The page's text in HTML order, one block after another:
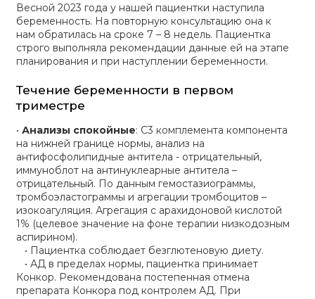
Весной 2023 года у нашей пациентки наступила
беременность. На повторную консультацию она к
нам обратилась на сроке 7 – 8 недель. Пациентка
строго выполняла рекомендации данные ей на этапе
планирования и при наступлении беременности.
Течение беременности в первом
триместре
•Анализы спокойные: С3 комплемента компонента
на нижней границе нормы, анализ на
антифосфолипидные антитела - отрицательный,
иммуноблот на антинуклеарные антитела –
отрицательный. По данным гемостазиограммы,
тромбоэластограммы и агрегации тромбоцитов –
изокоагуляция. Агрегация с арахидоновой кислотой
1% (целевое значение на фоне терапии низкодозным
аспирином).
• Пациентка соблюдает безглютеновую диету.
• АД в пределах нормы, пациентка принимает
Конкор. Рекомендована постепенная отмена
препарата Конкора под контролем АД. При